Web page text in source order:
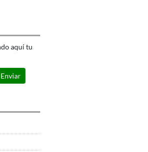
aquí tu
Enviar